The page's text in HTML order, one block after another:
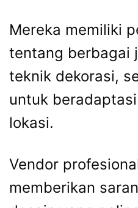
Mereka memiliki
tentang berbagai
teknik dekorasi,
untuk
lokasi.
Vendor
memberikan